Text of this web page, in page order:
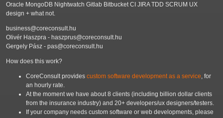
Oracle MongoDB Nightwatch Gitlab Bitbucket CI JIRA TDD SCRUM UX
design + what not.
business@coreconsult.hu
Olivér Haszpra - haszprus@coreconsult.hu
Gergely Pász - pas@coreconsult.hu
How does this work?
CoreConsult provides custom software development as a service , for
an hourly rate.
At the moment we have about 8 clients (including billion dollar clients
from the insurance industry) and 20+ developers/ux designers/testers.
If your company needs custom software or web developments, please